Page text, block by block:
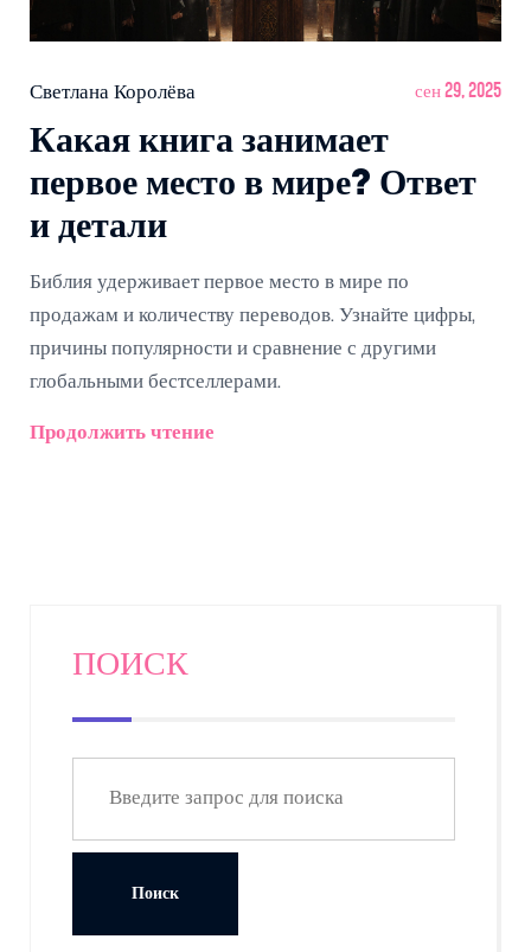
Светлана Королёва сен 29, 2025
Какая книга занимает
первое место в мире? Ответ
и детали
Библия удерживает первое место в мире по
продажам и количеству переводов. Узнайте цифры,
причины популярности и сравнение с другими
глобальными бестселлерами.
Продолжить чтение
ПОИСК